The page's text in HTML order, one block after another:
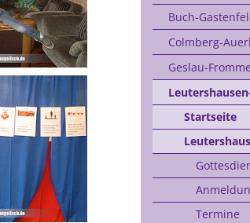
Buch-
Colmberg-
Geslau-
Startseite
Termine